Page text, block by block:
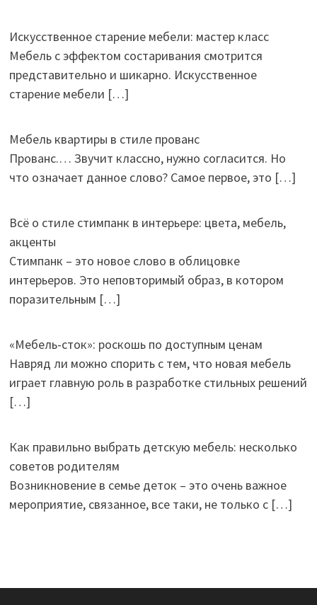
Искусственное старение мебели: мастер класс
Мебель с эффектом состаривания смотрится
представительно и шикарно. Искусственное
старение мебели […]
Мебель квартиры в стиле прованс
Прованс.… Звучит классно, нужно согласится. Но
что означает данное слово? Самое первое, это […]
Всё о стиле стимпанк в интерьере: цвета, мебель,
акценты
Стимпанк – это новое слово в облицовке
интерьеров. Это неповторимый образ, в котором
поразительным […]
«Мебель-сток»: роскошь по доступным ценам
Навряд ли можно спорить с тем, что новая мебель
играет главную роль в разработке стильных решений
[…]
Как правильно выбрать детскую мебель: несколько
советов родителям
Возникновение в семье деток – это очень важное
мероприятие, связанное, все таки, не только с […]